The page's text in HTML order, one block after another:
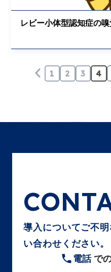
レビー小体型認知症の
1 2 3 4
導入についてご不
い合わせください。
電話で